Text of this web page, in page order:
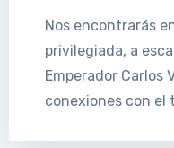
Nos encontrarás
privilegiada, a
Emperador Carlos
conexiones con el